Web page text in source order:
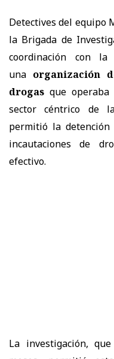
Detectives del equipo
la Brigada de
coordinación con la
una organización
drogas que
sector céntrico de
permitió la
incautaciones de
efectivo.
La investigación,